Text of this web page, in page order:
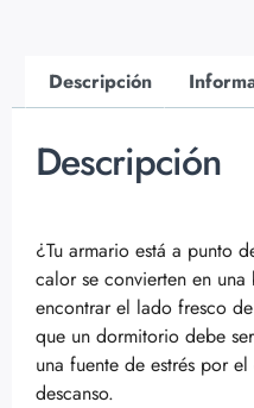
Descripción
Descripción
¿Tu armario está a punto
calor se convierten en
encontrar el lado fresco
que un dormitorio debe
una fuente de estrés por
descanso.